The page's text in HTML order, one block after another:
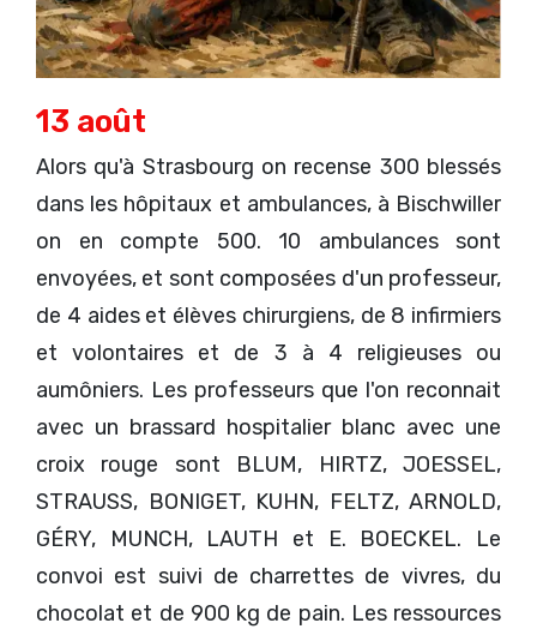
13 août
Alors qu'à Strasbourg on recense 300 blessés
dans les hôpitaux et ambulances, à Bischwiller
on en compte 500. 10 ambulances sont
envoyées, et sont composées d'un professeur,
de 4 aides et élèves chirurgiens, de 8 infirmiers
et volontaires et de 3 à 4 religieuses ou
aumôniers. Les professeurs que l'on reconnait
avec un brassard hospitalier blanc avec une
croix rouge sont BLUM, HIRTZ, JOESSEL,
STRAUSS, BONIGET, KUHN, FELTZ, ARNOLD,
GÉRY, MUNCH, LAUTH et E. BOECKEL. Le
convoi est suivi de charrettes de vivres, du
chocolat et de 900 kg de pain. Les ressources